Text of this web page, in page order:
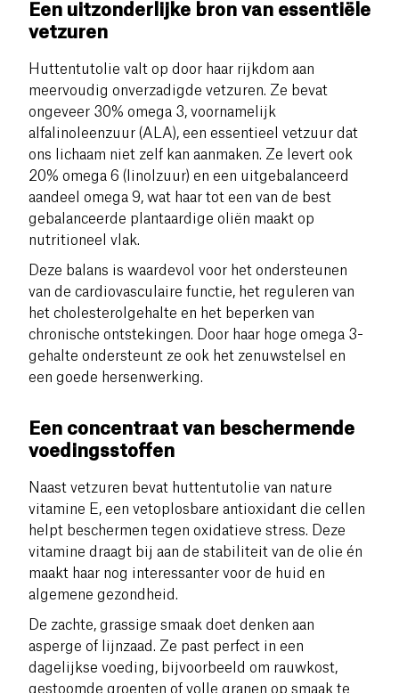
Een uitzonderlijke bron van essentiële
vetzuren
Huttentutolie valt op door haar rijkdom aan
meervoudig onverzadigde vetzuren. Ze bevat
ongeveer 30% omega 3, voornamelijk
alfalinoleenzuur (ALA), een essentieel vetzuur dat
ons lichaam niet zelf kan aanmaken. Ze levert ook
20% omega 6 (linolzuur) en een uitgebalanceerd
aandeel omega 9, wat haar tot een van de best
gebalanceerde plantaardige oliën maakt op
nutritioneel vlak.
Deze balans is waardevol voor het ondersteunen
van de cardiovasculaire functie, het reguleren van
het cholesterolgehalte en het beperken van
chronische ontstekingen. Door haar hoge omega 3-
gehalte ondersteunt ze ook het zenuwstelsel en
een goede hersenwerking.
Een concentraat van beschermende
voedingsstoffen
Naast vetzuren bevat huttentutolie van nature
vitamine E, een vetoplosbare antioxidant die cellen
helpt beschermen tegen oxidatieve stress. Deze
vitamine draagt bij aan de stabiliteit van de olie én
maakt haar nog interessanter voor de huid en
algemene gezondheid.
De zachte, grassige smaak doet denken aan
asperge of lijnzaad. Ze past perfect in een
dagelijkse voeding, bijvoorbeeld om rauwkost,
gestoomde groenten of volle granen op smaak te